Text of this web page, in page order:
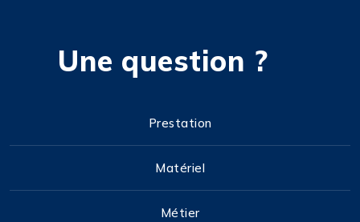
Une question ?
Prestation
Matériel
Métier